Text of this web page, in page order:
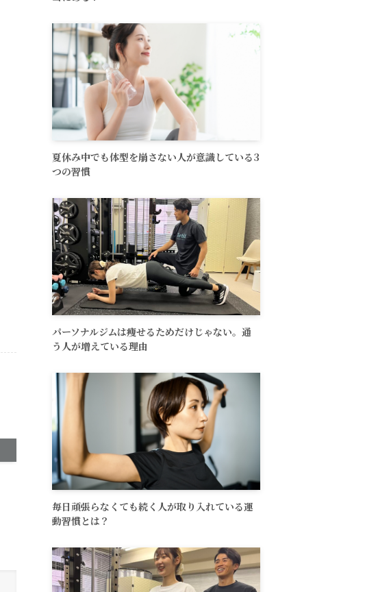
夏休み中でも体型を崩さない人が意識している3
つの習慣
パーソナルジムは痩せるためだけじゃない。通
う人が増えている理由
毎日頑張らなくても続く人が取り入れている運
動習慣とは？